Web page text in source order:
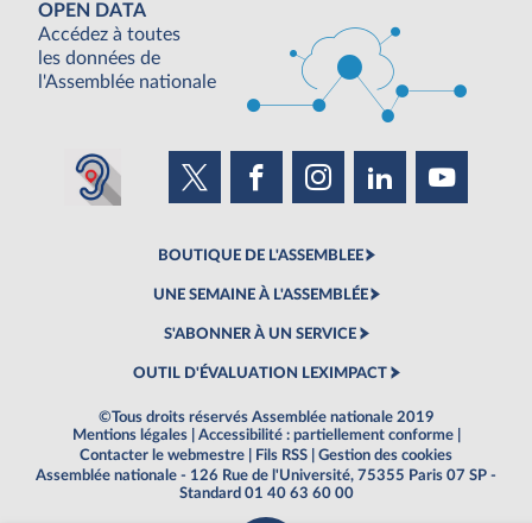
OPEN DATA
Accédez à toutes
les données de
l'Assemblée nationale
BOUTIQUE DE L'ASSEMBLEE
UNE SEMAINE À L'ASSEMBLÉE
S'ABONNER À UN SERVICE
OUTIL D'ÉVALUATION LEXIMPACT
©Tous droits réservés Assemblée nationale 2019
Mentions légales
Accessibilité : partiellement conforme
Contacter le webmestre
Fils RSS
Gestion des cookies
Assemblée nationale - 126 Rue de l'Université, 75355 Paris 07 SP -
Standard 01 40 63 60 00